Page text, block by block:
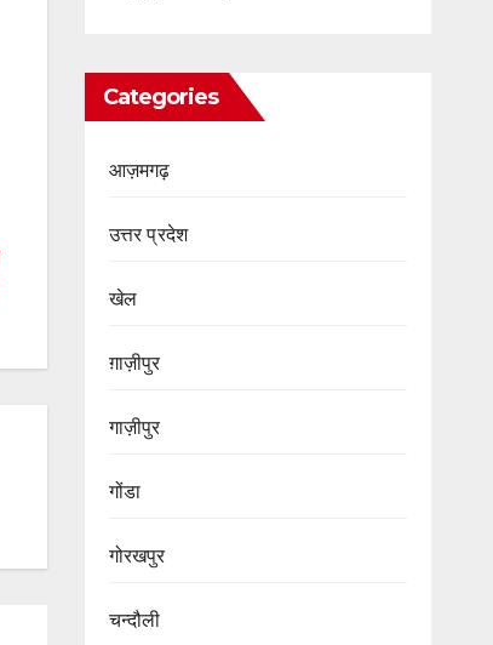
Categories
आज़मगढ़
उत्तर प्रदेश
खेल
ग़ाज़ीपुर
गाज़ीपुर
गोंडा
गोरखपुर
चन्दौली